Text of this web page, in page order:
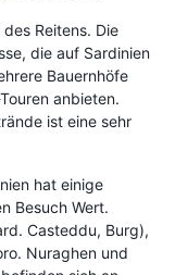
Reitens. Die
die auf Sardinien
Bauernhöfe
anbieten.
ist eine sehr
hat einige
Besuch Wert.
Casteddu, Burg),
Nuraghen und